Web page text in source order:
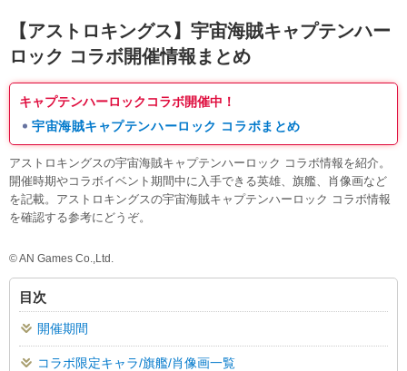
【アストロキングス】 宇宙海賊キャプテンハー
ロック コラボ開催情報まとめ
キャプテンハーロックコラボ開催中！
宇宙海賊キャプテンハーロック コラボまとめ
アストロキングスの宇宙海賊キャプテンハーロック コラボ情報を紹介。
開催時期やコラボイベント期間中に入手できる英雄、旗艦、肖像画など
を記載。アストロキングスの宇宙海賊キャプテンハーロック コラボ情報
を確認する参考にどうぞ。
© AN Games Co.,Ltd.
目次
開催期間
コラボ限定キャラ/旗艦/肖像画一覧